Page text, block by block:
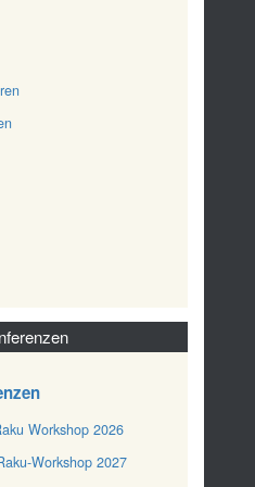
Workshop 2026
Workshop 2027